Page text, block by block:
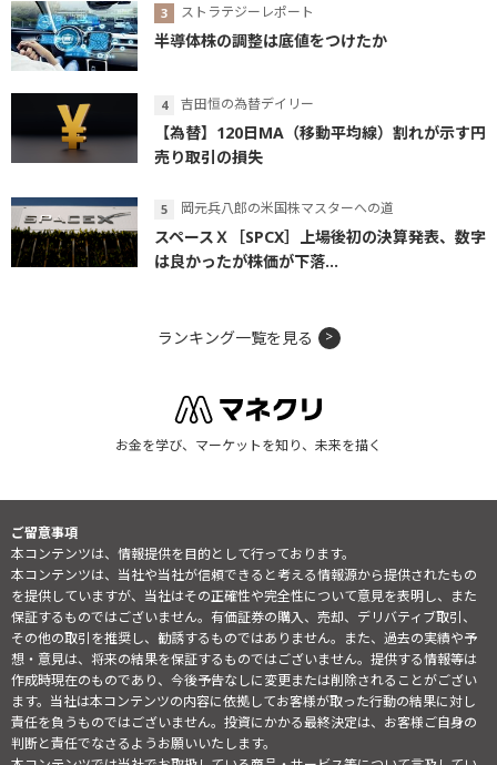
ストラテジーレポート
半導体株の調整は底値をつけたか
吉田恒の為替デイリー
【為替】120日MA（移動平均線）割れが示す円
売り取引の損失
岡元兵八郎の米国株マスターへの道
スペースＸ［SPCX］上場後初の決算発表、数字
は良かったが株価が下落...
ランキング一覧を見る
お金を学び、マーケットを知り、未来を描く
ご留意事項
本コンテンツは、情報提供を目的として行っております。
本コンテンツは、当社や当社が信頼できると考える情報源から提供されたもの
を提供していますが、当社はその正確性や完全性について意見を表明し、また
保証するものではございません。有価証券の購入、売却、デリバティブ取引、
その他の取引を推奨し、勧誘するものではありません。また、過去の実績や予
想・意見は、将来の結果を保証するものではございません。提供する情報等は
作成時現在のものであり、今後予告なしに変更または削除されることがござい
ます。当社は本コンテンツの内容に依拠してお客様が取った行動の結果に対し
責任を負うものではございません。投資にかかる最終決定は、お客様ご自身の
判断と責任でなさるようお願いいたします。